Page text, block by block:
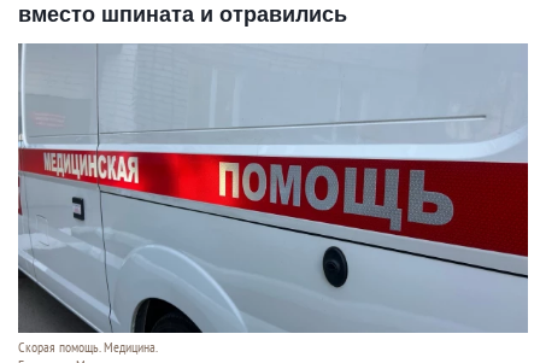
вместо шпината и отравились
Скорая помощь. Медицина.